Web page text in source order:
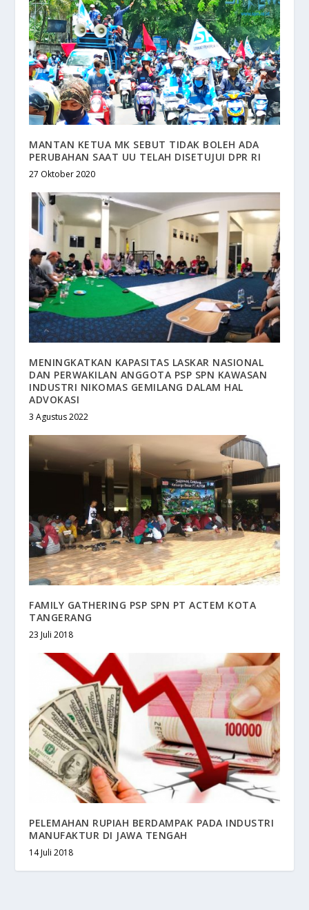
MANTAN KETUA MK SEBUT TIDAK BOLEH ADA
PERUBAHAN SAAT UU TELAH DISETUJUI DPR RI
27 Oktober 2020
MENINGKATKAN KAPASITAS LASKAR NASIONAL
DAN PERWAKILAN ANGGOTA PSP SPN KAWASAN
INDUSTRI NIKOMAS GEMILANG DALAM HAL
ADVOKASI
3 Agustus 2022
FAMILY GATHERING PSP SPN PT ACTEM KOTA
TANGERANG
23 Juli 2018
PELEMAHAN RUPIAH BERDAMPAK PADA INDUSTRI
MANUFAKTUR DI JAWA TENGAH
14 Juli 2018